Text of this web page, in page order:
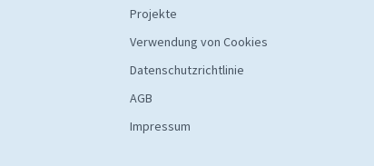
Projekte
Verwendung von Cookies
Datenschutzrichtlinie
AGB
Impressum